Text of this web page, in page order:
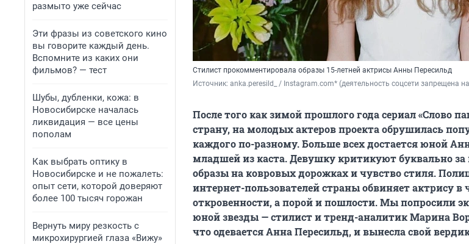
размыто уже сейчас
Эти фразы из советского кино
вы говорите каждый день.
Вспомните из каких они
фильмов? — тест
Шубы, дубленки, кожа: в
Новосибирске началась
ликвидация — все цены
пополам
Как выбрать оптику в
Новосибирске и не пожалеть:
опыт сети, которой доверяют
более 100 тысяч горожан
Вернуть миру резкость с
микрохирургией глаза «Вижу»
Стилист прокомментировала образы 15-летней актрисы Анны Пересильд
Источник: anka.peresild_ / Instagram.com* (деятельность соцсети запрещена
После того как зимой прошлого года сериал «Слово
страну, на молодых актеров проекта обрушилась
каждого по-разному. Больше всех достается юной
младшей из каста. Девушку критикуют буквально за
образы на ковровых дорожках и чувство стиля.
интернет-пользователей страны обвиняет актрису в
откровенности, а порой и пошлости. Мы попросили
юной звезды — стилист и тренд-аналитик Марина
что одевается Анна Пересильд, и вынесла свой